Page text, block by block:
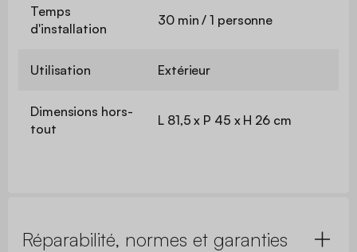
Temps
d'installation
30 min / 1 personne
Utilisation Extérieur
Dimensions hors-
tout
L 81,5 x P 45 x H 26 cm
Réparabilité, normes et garanties